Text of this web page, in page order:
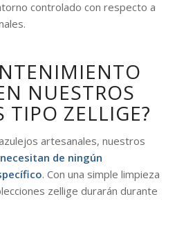
controlado con respecto a
NUESTROS
TIPO ZELLIGE?
artesanales, nuestros
de ningún
. Con una simple limpieza
zellige durarán durante